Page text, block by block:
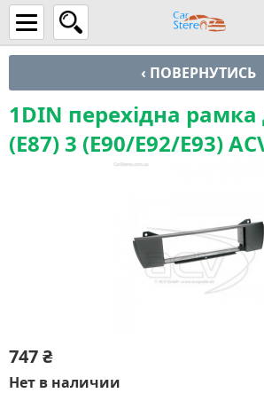
‹ ПОВЕРНУТИСЬ
1DIN перехідна рамка
(E87) 3 (E90/E92/E93)
747₴
Нет в наличии